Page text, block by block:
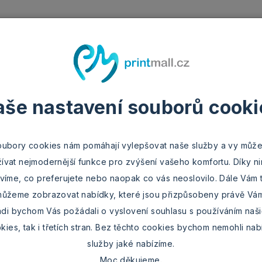
nastavení souborů
cookies nám pomáhají vylepšovat naše služby a vy
nejmodernější funkce pro zvýšení vašeho komfortu. Díky
co preferujete nebo naopak co vás neoslovilo. Dále Vám
zobrazovat nabídky, které jsou přizpůsobeny právě
bychom Vás požádali o vyslovení souhlasu s používáním
tak i třetích stran. Bez těchto cookies bychom nemohli
služby jaké nabízíme.
Moc děkujeme.
Fotografie
Domů Fotohrnky
Keramický
4